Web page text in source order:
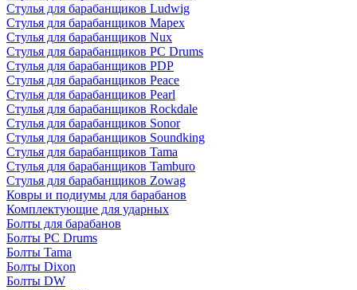
Стулья для барабанщиков Ludwig
Стулья для барабанщиков Mapex
Стулья для барабанщиков Nux
Стулья для барабанщиков PC Drums
Стулья для барабанщиков PDP
Стулья для барабанщиков Peace
Стулья для барабанщиков Pearl
Стулья для барабанщиков Rockdale
Стулья для барабанщиков Sonor
Стулья для барабанщиков Soundking
Стулья для барабанщиков Tama
Стулья для барабанщиков Tamburo
Стулья для барабанщиков Zowag
Ковры и подиумы для барабанов
Комплектующие для ударных
Болты для барабанов
Болты PC Drums
Болты Tama
Болты Dixon
Болты DW